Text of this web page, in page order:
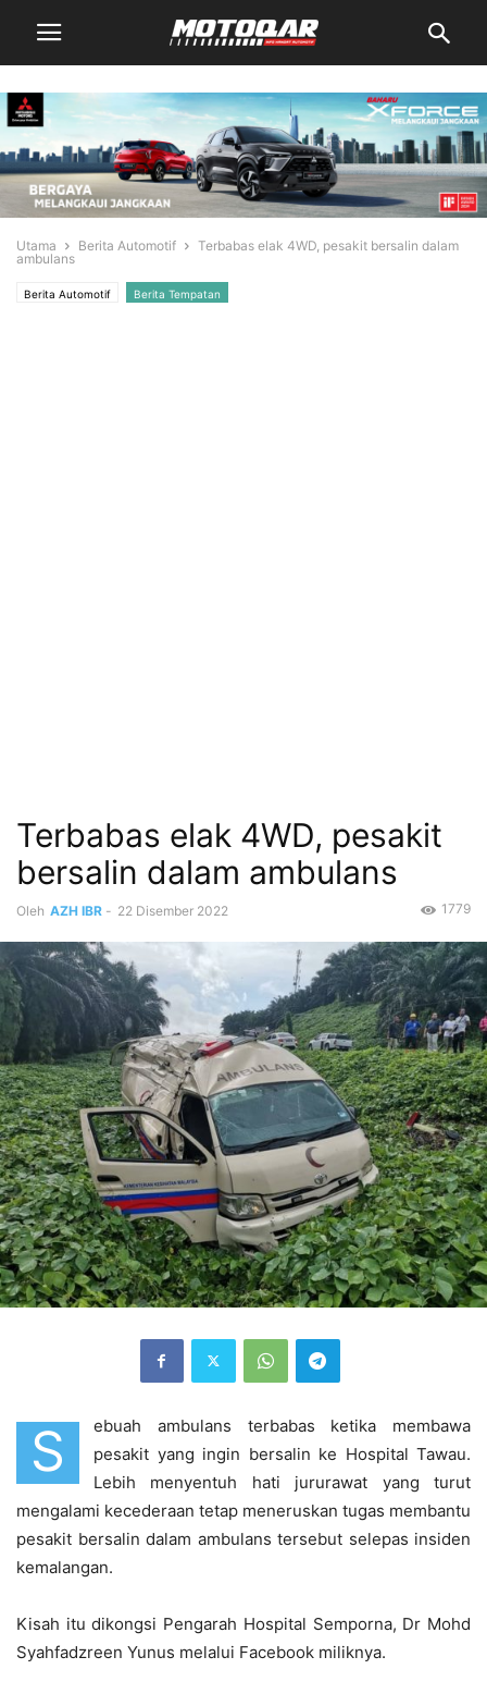
Utama Berita Automotif
Terbabas elak 4WD, pesakit bersalin dalam
ambulans
Berita Automotif Berita Tempatan
Terbabas elak 4WD, pesakit
bersalin dalam ambulans
Oleh AZH IBR - 22 Disember 2022 1779
S
ebuah ambulans terbabas ketika membawa
pesakit yang ingin bersalin ke Hospital Tawau.
Lebih menyentuh hati jururawat yang turut
mengalami kecederaan tetap meneruskan tugas membantu
pesakit bersalin dalam ambulans tersebut selepas insiden
kemalangan.
Kisah itu dikongsi Pengarah Hospital Semporna, Dr Mohd
Syahfadzreen Yunus melalui Facebook miliknya.